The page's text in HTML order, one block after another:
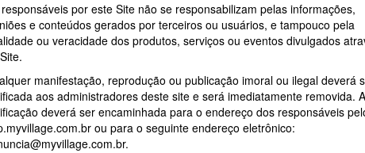
por este Site não se responsabilizam pelas informações,
e conteúdos gerados por terceiros ou usuários, e tampouco pela
ou veracidade dos produtos, serviços ou eventos divulgados
manifestação, reprodução ou publicação imoral ou ilegal deverá
aos administradores deste site e será imediatamente removida. A
deverá ser encaminhada para o endereço dos responsáveis
ou para o seguinte endereço eletrônico: